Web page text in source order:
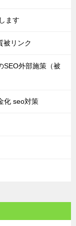
ます
被リンク
SEO外部施策（被
化 seo対策